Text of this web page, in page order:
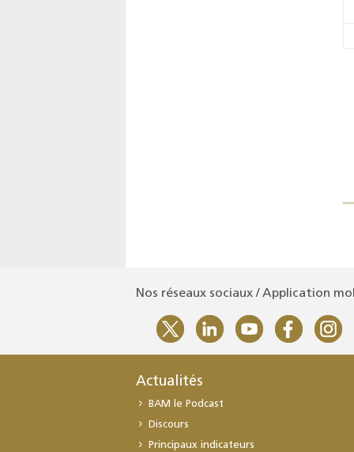
Nos réseaux sociaux / Application
Actualités
BAM le Podcast
Discours
Principaux indicateurs